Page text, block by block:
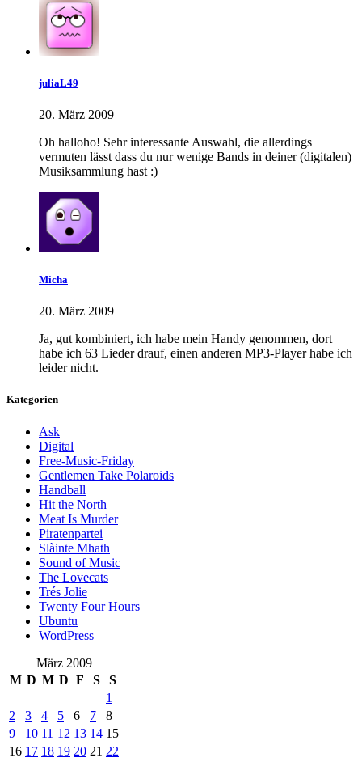
juliaL49
20. März 2009
Oh halloho! Sehr interessante Auswahl, die allerdings
vermuten lässt dass du nur wenige Bands in deiner (digitalen)
Musiksammlung hast :)
Micha
20. März 2009
Ja, gut kombiniert, ich habe mein Handy genommen, dort
habe ich 63 Lieder drauf, einen anderen MP3-Player habe ich
leider nicht.
Kategorien
Ask
Digital
Free-Music-Friday
Gentlemen Take Polaroids
Handball
Hit the North
Meat Is Murder
Piratenpartei
Slàinte Mhath
Sound of Music
The Lovecats
Trés Jolie
Twenty Four Hours
Ubuntu
WordPress
März 2009
M D M D F S
S
1
2
3 4 5 6 7
8
9
10 11 12 13 14 15
16 17 18 19 20 21 22